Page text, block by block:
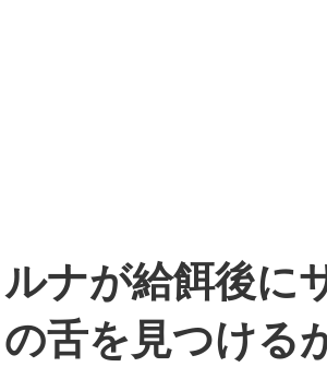
ルナが給餌後に
の舌を見つける